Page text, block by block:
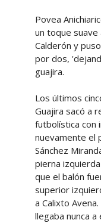
Povea
un toque suave
Calderón y
por dos,
guajira.
Los últimos
Guajira sacó a
futbolística con
nuevamente el
Sánchez
pierna
que el balón
superior
a Calixto
llegaba nunca a